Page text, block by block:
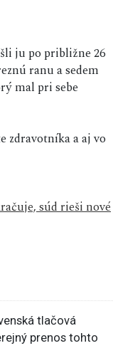
ju po približne 26
ranu a sedem
mal pri sebe
zdravotníka a aj vo
súd rieši nové
tlačová
prenos tohto